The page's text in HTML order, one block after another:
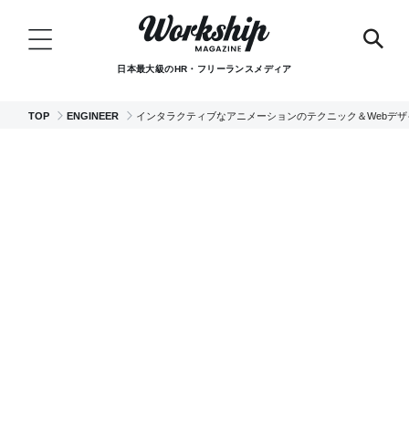
日本最大級のHR・フリーランスメディア
TOP ENGINEER インタラクティブなアニメーションのテクニック＆Webデ